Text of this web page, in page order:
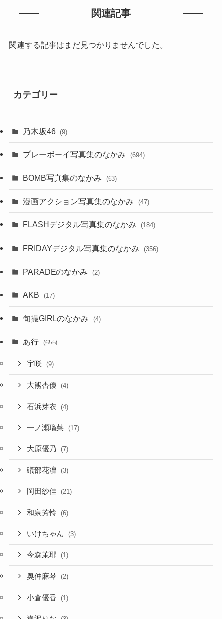
関連記事
関連する記事はまだ見つかりませんでした。
カテゴリー
乃木坂46 (9)
プレーボーイ写真集のなかみ (694)
BOMB写真集のなかみ (63)
漫画アクション写真集のなかみ (47)
FLASHデジタル写真集のなかみ (184)
FRIDAYデジタル写真集のなかみ (356)
PARADEのなかみ (2)
AKB (17)
旬撮GIRLのなかみ (4)
あ行 (655)
宇咲 (9)
大熊杏優 (4)
石浜芽衣 (4)
一ノ瀬瑠菜 (17)
大原優乃 (7)
礒部花凜 (3)
岡田紗佳 (21)
和泉芳怜 (6)
いけちゃん (3)
今森茉耶 (1)
奥仲麻琴 (2)
小倉優香 (1)